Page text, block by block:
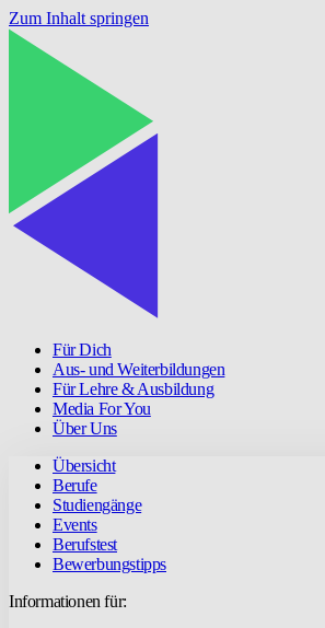
Zum Inhalt springen
Für Dich
Aus- und Weiterbildungen
Für Lehre & Ausbildung
Media For You
Über Uns
Übersicht
Berufe
Studiengänge
Events
Berufstest
Bewerbungstipps
Informationen für: